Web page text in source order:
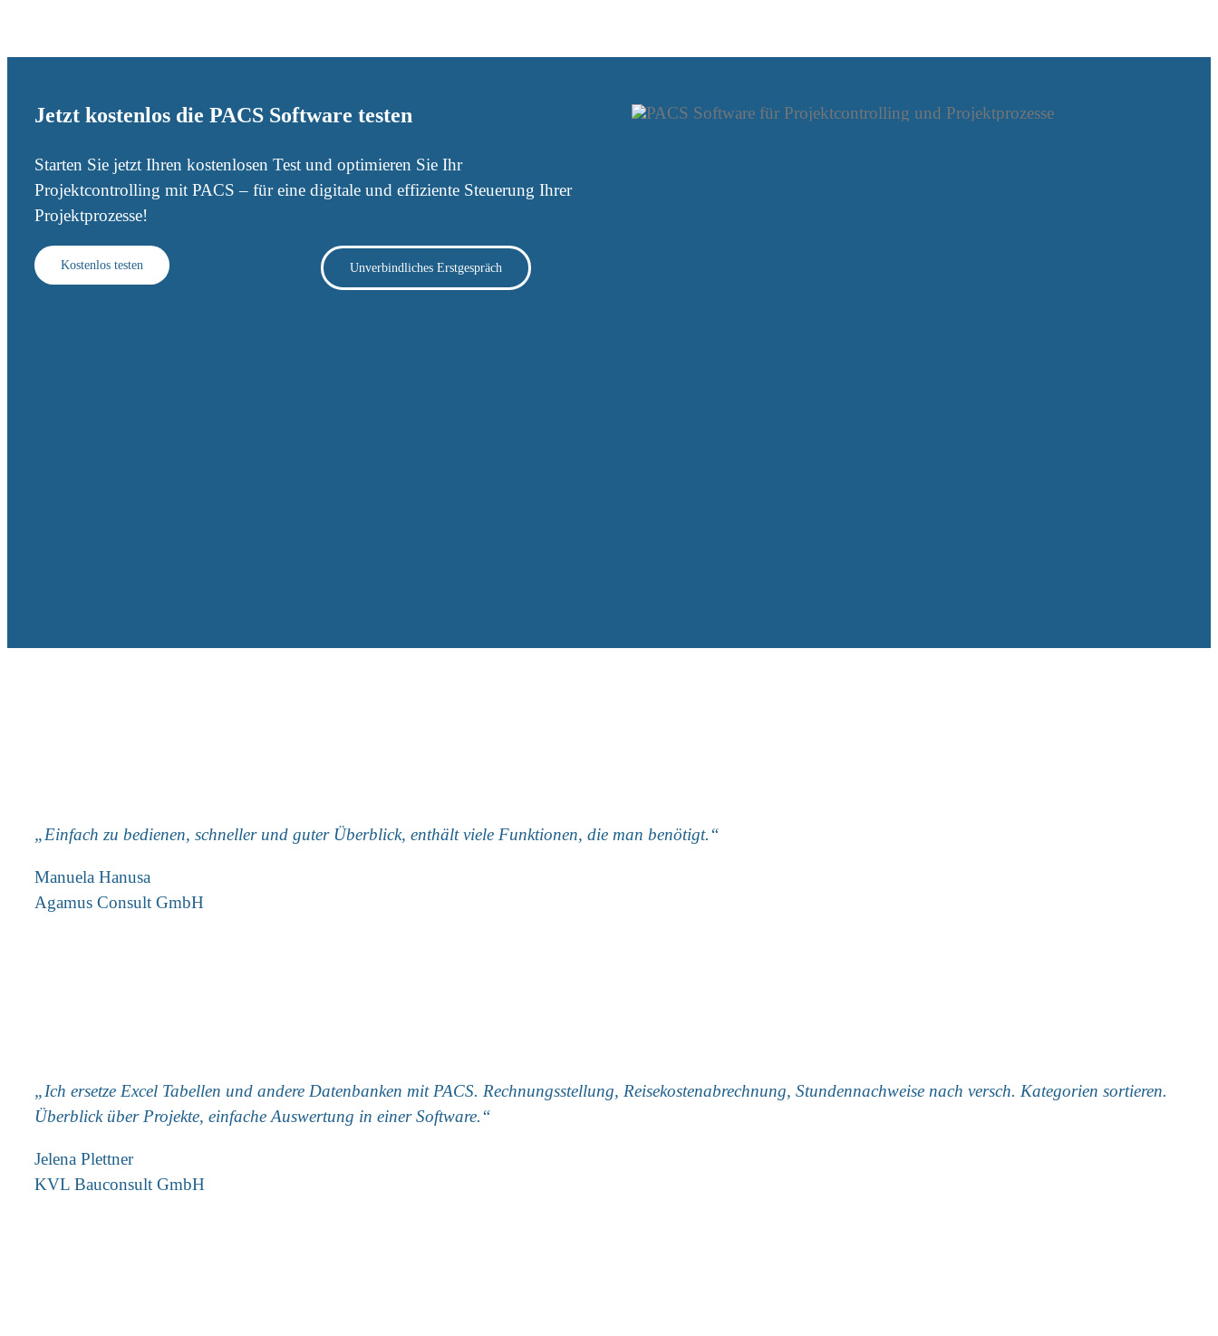
Jetzt kostenlos die PACS Software testen
Starten Sie jetzt Ihren kostenlosen Test und optimieren Sie Ihr
Projektcontrolling mit PACS – für eine digitale und effiziente Steuerung Ihrer
Projektprozesse!
Kostenlos testen Unverbindliches Erstgespräch
„Einfach zu bedienen, schneller und guter Überblick, enthält viele Funktionen, die man benötigt.“
Manuela Hanusa
Agamus Consult GmbH
„Ich ersetze Excel Tabellen und andere Datenbanken mit PACS. Rechnungsstellung, Reisekostenabrechnung, Stundennachweise nach versch. Kategorien sortieren.
Überblick über Projekte, einfache Auswertung in einer Software.“
Jelena Plettner
KVL Bauconsult GmbH